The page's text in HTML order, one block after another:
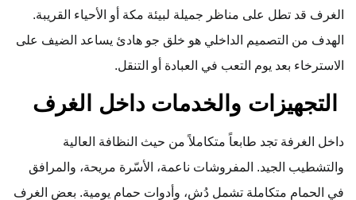
الغرف قد تطل على مناظر جميلة لبيئة مكة أو الأحياء القريبة.
الهدف من التصميم الداخلي هو خلق جو هادئ يساعد الضيف على
الاسترخاء بعد يوم التعب في العبادة أو التنقل.
التجهيزات والخدمات داخل الغرف
داخل الغرفة تجد طابعاً متكاملاً من حيث النظافة العالية
والتشطيب الجيد. المفروشات ناعمة، الأسّرة مريحة، والمرافق
في الحمام متكاملة تشمل دُش، وأدوات حمام يومية. بعض الغرف